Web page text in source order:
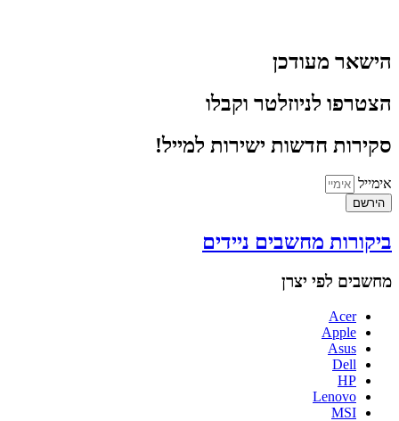
הישאר מעודכן
הצטרפו לניוזלטר וקבלו
סקירות חדשות ישירות למייל!
אימייל
הירשם
ביקורות מחשבים ניידים
מחשבים לפי יצרן
Acer
Apple
Asus
Dell
HP
Lenovo
MSI